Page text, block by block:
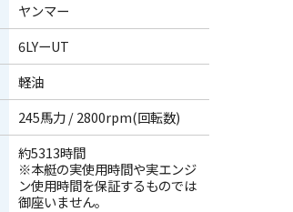
ヤンマー
6LYーUT
軽油
245馬力 / 2800rpm(回転数)
約5313時間
※本艇の実使用時間や実エンジ
ン使用時間を保証するものでは
御座いません。